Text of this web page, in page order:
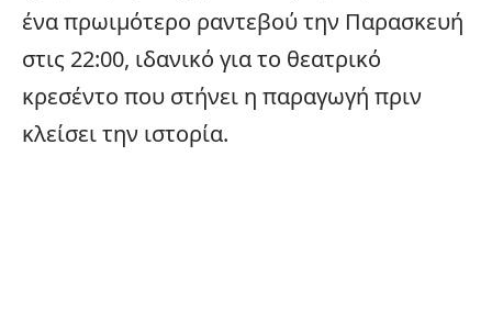
ένα πρωιμότερο ραντεβού την Παρασκευή
στις 22:00, ιδανικό για το θεατρικό
κρεσέντο που στήνει η παραγωγή πριν
κλείσει την ιστορία.